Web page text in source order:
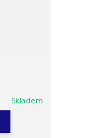
Skladem